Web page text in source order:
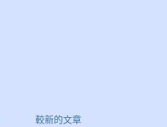
較新的文章